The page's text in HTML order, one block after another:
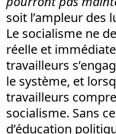
soit l’ampleur des
Le socialisme ne
réelle et
travailleurs
le système, et
travailleurs
socialisme. Sans
d’éducation